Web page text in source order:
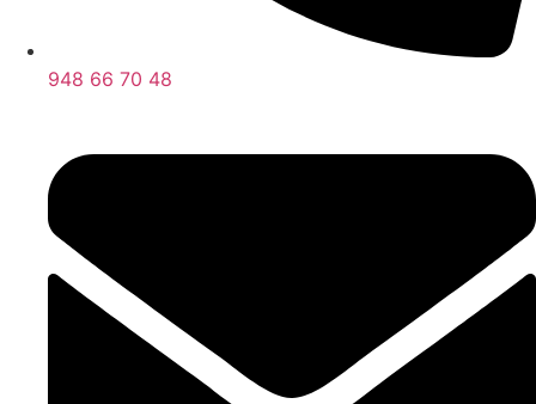
948 66 70 48